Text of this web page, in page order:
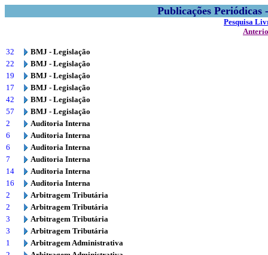
Publicações
Pesquisa
32
BMJ - Legislação
22
BMJ - Legislação
19
BMJ - Legislação
17
BMJ - Legislação
42
BMJ - Legislação
57
BMJ - Legislação
2
Auditoria Interna
6
Auditoria Interna
6
Auditoria Interna
7
Auditoria Interna
14
Auditoria Interna
16
Auditoria Interna
2
Arbitragem Tributária
2
Arbitragem Tributária
3
Arbitragem Tributária
3
Arbitragem Tributária
1
Arbitragem Administrativa